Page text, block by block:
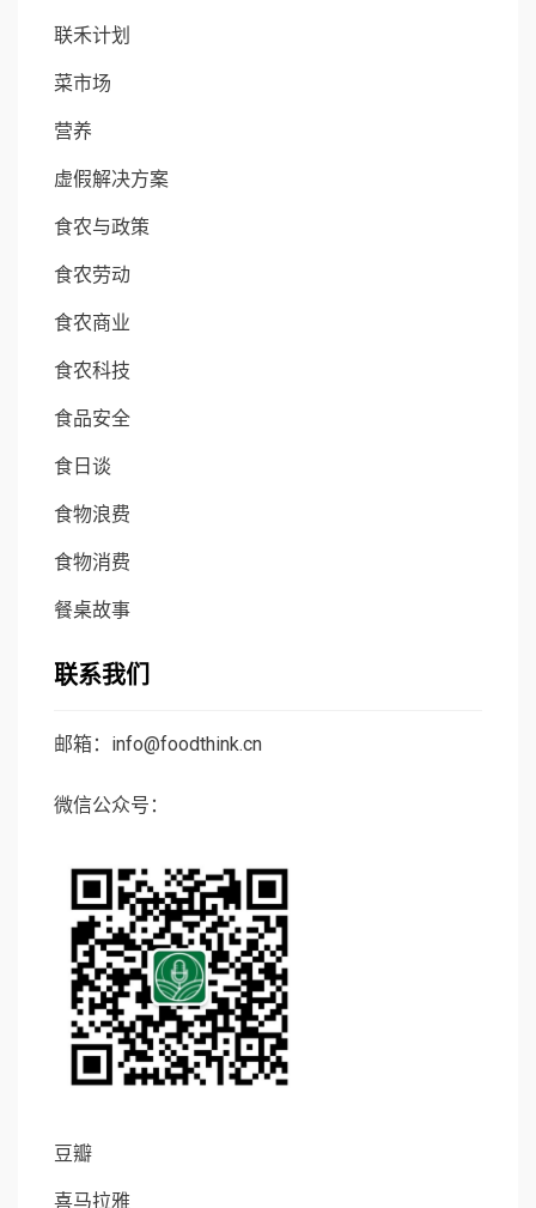
联禾计划
菜市场
营养
虚假解决方案
食农与政策
食农劳动
食农商业
食农科技
食品安全
食日谈
食物浪费
食物消费
餐桌故事
联系我们
邮箱：info@foodthink.cn
微信公众号：
豆瓣
喜马拉雅